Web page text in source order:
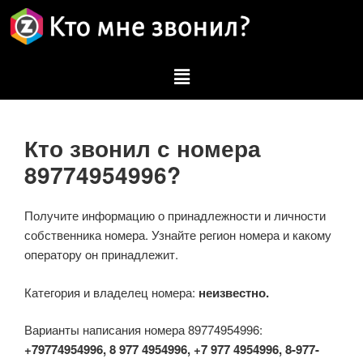
Кто звонил с номера
89774954996?
Получите информацию о принадлежности и личности
собственника номера. Узнайте регион номера и какому
оператору он принадлежит.
Категория и владелец номера: неизвестно.
Варианты написания номера 89774954996:
+79774954996, 8 977 4954996, +7 977 4954996, 8-977-